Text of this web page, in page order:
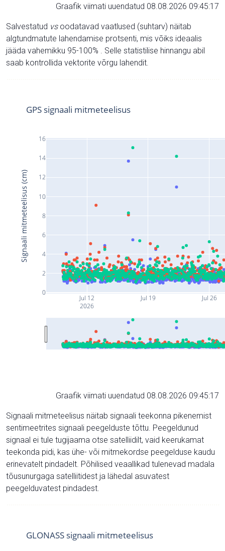
Graafik viimati uuendatud 08.08.2026 09:45:17
Salvestatud vsoodatavad vaatlused (suhtarv) näitab
algtundmatute lahendamise protsenti, mis võiks ideaalis
jääda vahemikku 95-100% . Selle statistilise hinnangu abil
saab kontrollida vektorite võrgu lahendit.
Jul 12
2026
Jul 19 Jul 26
0
2
4
6
8
10
12
14
16
GPS signaali mitmeteelisus
Signaali mitmeteelisus (cm)
Graafik viimati uuendatud 08.08.2026 09:45:17
Signaali mitmeteelisus näitab signaali teekonna pikenemist
sentimeetrites signaali peegelduste tõttu. Peegeldunud
signaal ei tule tugijaama otse satelliidilt, vaid keerukamat
teekonda pidi, kas ühe- või mitmekordse peegelduse kaudu
erinevatelt pindadelt. Põhilised veaallikad tulenevad madala
tõusunurgaga satelliitidest ja lähedal asuvatest
peegelduvatest pindadest.
GLONASS signaali mitmeteelisus